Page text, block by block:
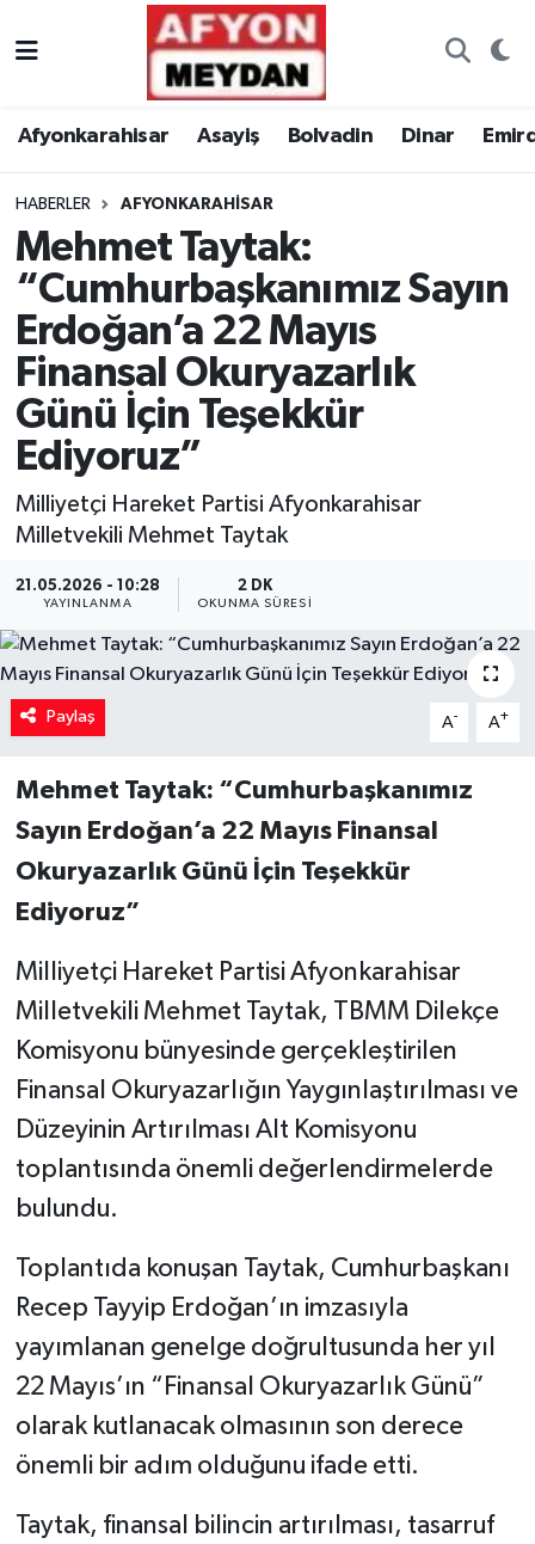
Afyonkarahisar Asayiş Bolvadin Dinar
HABERLER AFYONKARAHISAR
Mehmet Taytak:
“Cumhurbaşkanımız Sayın
Erdoğan’a 22 Mayıs
Finansal Okuryazarlık
Günü İçin Teşekkür
Ediyoruz”
Milliyetçi Hareket Partisi Afyonkarahisar
Milletvekili Mehmet Taytak
21.05.2026 - 10:28
YAYINLANMA
2 DK
OKUNMA SÜRESI
Paylaş A- A+
Mehmet Taytak: “Cumhurbaşkanımız
Sayın Erdoğan’a 22 Mayıs Finansal
Okuryazarlık Günü İçin Teşekkür
Ediyoruz”
Milliyetçi Hareket Partisi Afyonkarahisar
Milletvekili Mehmet Taytak, TBMM Dilekçe
Komisyonu bünyesinde gerçekleştirilen
Finansal Okuryazarlığın Yaygınlaştırılması ve
Düzeyinin Artırılması Alt Komisyonu
toplantısında önemli değerlendirmelerde
bulundu.
Toplantıda konuşan Taytak, Cumhurbaşkanı
Recep Tayyip Erdoğan’ın imzasıyla
yayımlanan genelge doğrultusunda her yıl
22 Mayıs’ın “Finansal Okuryazarlık Günü”
olarak kutlanacak olmasının son derece
önemli bir adım olduğunu ifade etti.
Taytak, finansal bilincin artırılması, tasarruf
Nöbetçi Eczaneler
Trafik Durumu
Süper Lig Puan Durumu ve Fikstür
Tüm Manşetler
Son Dakika Haberleri
Haber Arşivi